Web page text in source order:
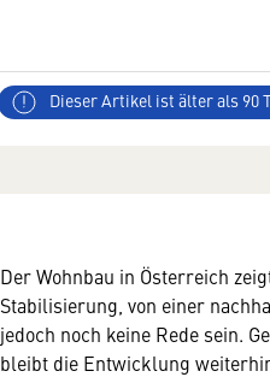
Dieser Artikel ist älter als 90
Der Wohnbau in Österreich
Stabilisierung, von einer
jedoch noch keine Rede sein.
bleibt die Entwicklung